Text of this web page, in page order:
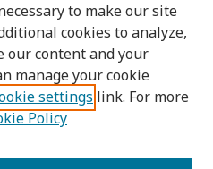
to make our site
cookies to analyze,
our content and your
manage your cookie
settings link. For more
Policy